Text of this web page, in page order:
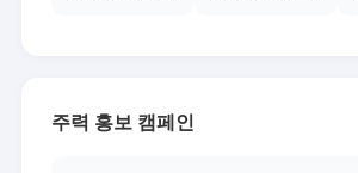
주력 홍보 캠페인